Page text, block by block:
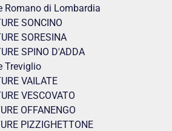
Romano di Lombardia
SONCINO
SORESINA
SPINO D'ADDA
Treviglio
VAILATE
VESCOVATO
OFFANENGO
PIZZIGHETTONE